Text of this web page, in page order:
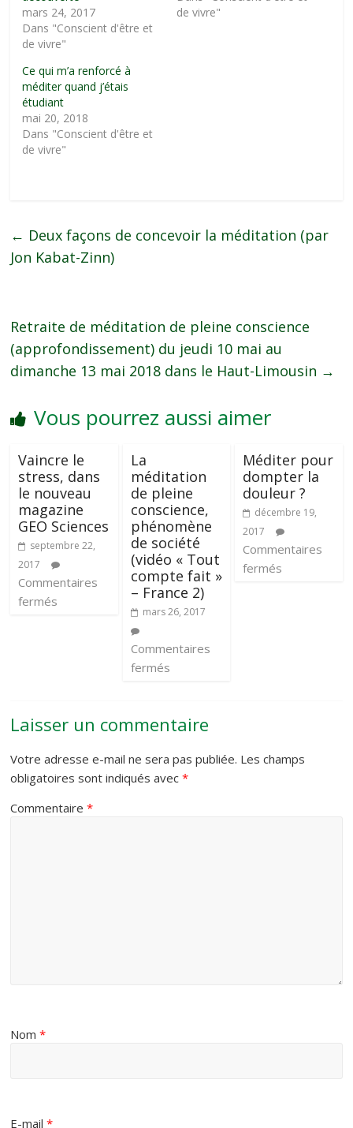
mars 24, 2017
Dans "Conscient d'être et
de vivre"
de vivre"
Ce qui m’a renforcé à
méditer quand j’étais
étudiant
mai 20, 2018
Dans "Conscient d'être et
de vivre"
← Deux façons de concevoir la méditation (par
Jon Kabat-Zinn)
Retraite de méditation de pleine conscience
(approfondissement) du jeudi 10 mai au
dimanche 13 mai 2018 dans le Haut-Limousin →
Vous pourrez aussi aimer
Vaincre le
stress, dans
le nouveau
magazine
GEO Sciences
septembre 22,
2017
Commentaires
fermés
La
méditation
de pleine
conscience,
phénomène
de société
(vidéo « Tout
compte fait »
– France 2)
mars 26, 2017
Commentaires
fermés
Méditer pour
dompter la
douleur ?
décembre 19,
2017
Commentaires
fermés
Laisser un commentaire
Votre adresse e-mail ne sera pas publiée. Les champs
obligatoires sont indiqués avec*
Commentaire*
Nom*
E-mail*